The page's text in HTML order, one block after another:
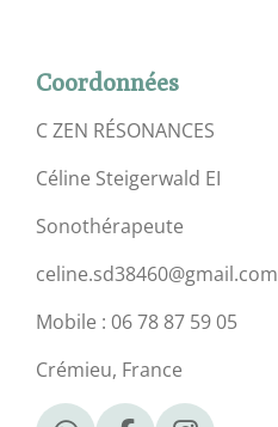
Coordonnées
C ZEN RÉSONANCES
Céline Steigerwald EI
Sonothérapeute
celine.sd38460@gmail.com
Mobile : 06 78 87 59 05
Crémieu, France